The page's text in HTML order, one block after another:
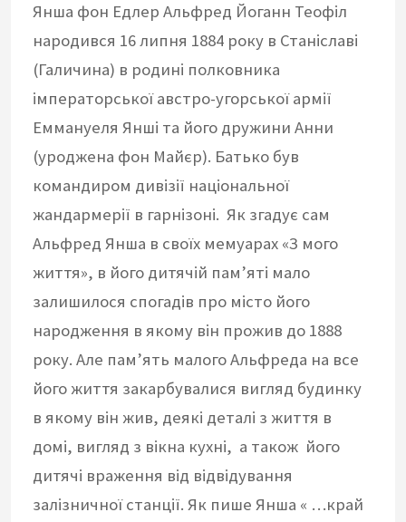
Янша фон Едлер Альфред Йоганн Теофіл
народився 16 липня 1884 року в Станіславі
(Галичина) в родині полковника
імператорської австро-угорської армії
Еммануеля Янші та його дружини Анни
(уроджена фон Майєр). Батько був
командиром дивізії національної
жандармерії в гарнізоні. Як згадує сам
Альфред Янша в своїх мемуарах «З мого
життя», в його дитячій пам’яті мало
залишилося спогадів про місто його
народження в якому він прожив до 1888
року. Але пам’ять малого Альфреда на все
його життя закарбувалися вигляд будинку
в якому він жив, деякі деталі з життя в
домі, вигляд з вікна кухні, а також його
дитячі враження від відвідування
залізничної станції. Як пише Янша « …край